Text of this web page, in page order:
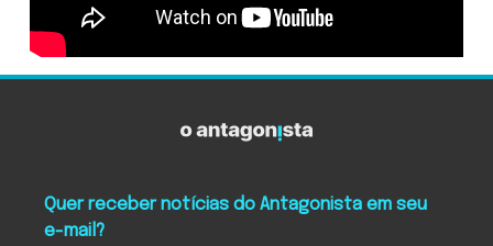
Quer receber notícias do Antagonista em seu
e-mail?